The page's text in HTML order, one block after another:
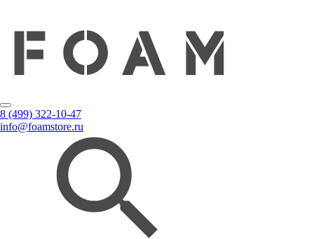
8 (499) 322-10-47
info@foamstore.ru